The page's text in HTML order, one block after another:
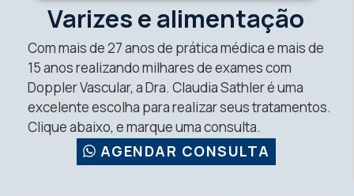
Varizes e alimentação
Com mais de 27 anos de prática médica e mais de
15 anos realizando milhares de exames com
Doppler Vascular, a Dra. Claudia Sathler é uma
excelente escolha para realizar seus tratamentos.
Clique abaixo, e marque uma consulta.
AGENDAR CONSULTA